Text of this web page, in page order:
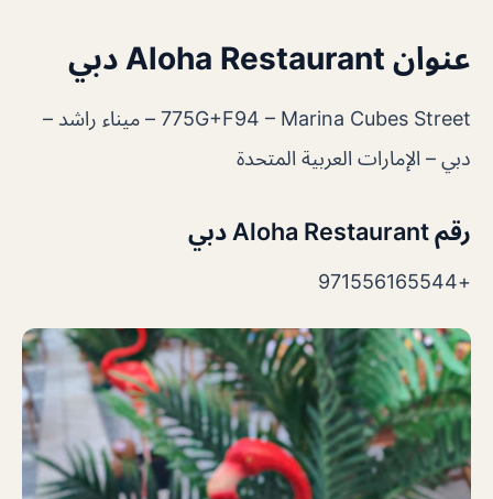
عنوان Aloha Restaurant دبي
775G+F94 – Marina Cubes Street – ميناء راشد –
دبي – الإمارات العربية المتحدة
رقم Aloha Restaurant دبي
+971556165544